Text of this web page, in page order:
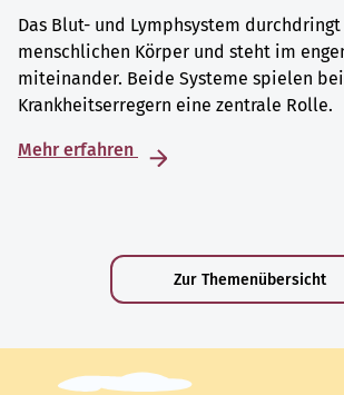
Das Blut- und Lymphsystem
menschlichen Körper und steht im
miteinander. Beide Systeme spielen
Krankheitserregern eine zentrale Rolle.
Mehr erfahren
Zur Themenübersicht